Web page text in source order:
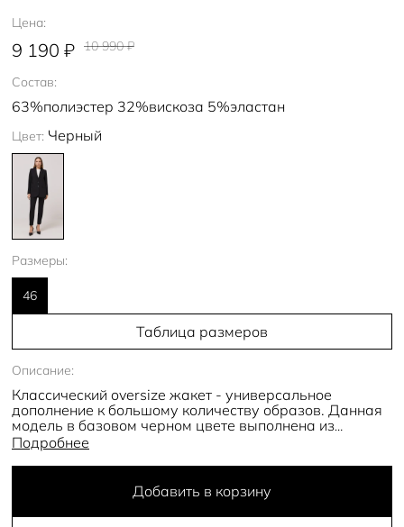
Цена:
9 190 ₽ 10 990 ₽
Состав:
63%полиэстер 32%вискоза 5%эластан
Цвет: Черный
Размеры:
46
Таблица размеров
Описание:
Классический oversize жакет - универсальное
дополнение к большому количеству образов. Данная
модель в базовом черном цвете выполнена из
плотной костюмной ткани. Застегивается на две
круглые черные пуговицы, а на передней части
расположены декоративные карманы с
прямоугольными клапанами. Свободный прямой крой
отлично смотрится как в сочетании с тонкими
лонгсливами и майками, так и с объемными блузами.
Подробнее
Добавить в корзину